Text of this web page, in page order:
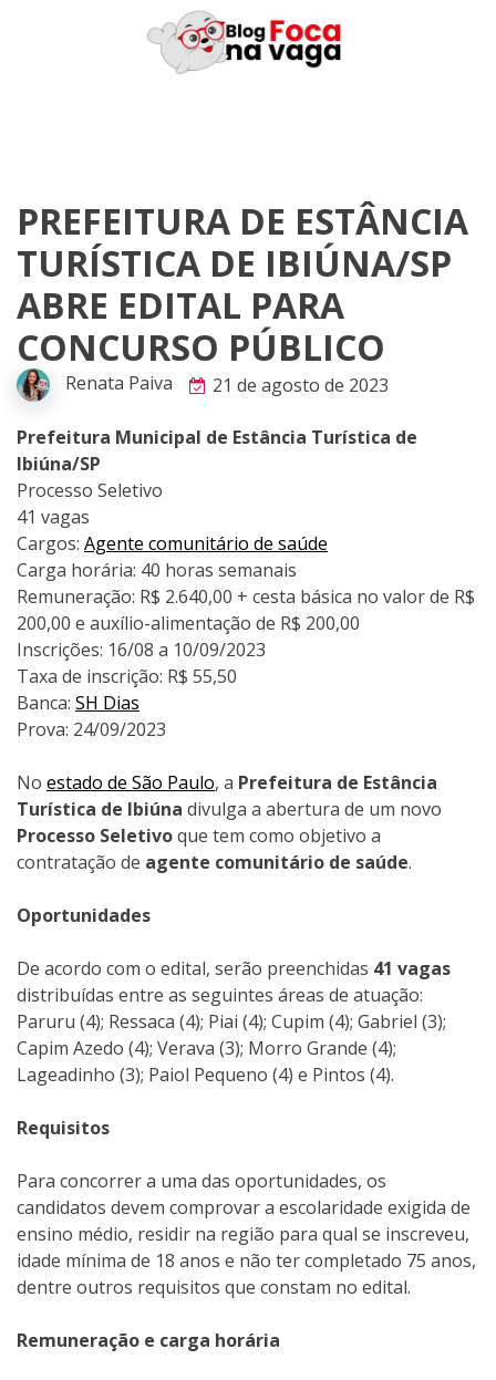
PREFEITURA DE ESTÂNCIA
TURÍSTICA DE IBIÚNA/SP
ABRE EDITAL PARA
CONCURSO PÚBLICO
Renata Paiva 21 de agosto de 2023
Prefeitura Municipal de Estância Turística de
Ibiúna/SP
Processo Seletivo
41 vagas
Cargos: Agente comunitário de saúde
Carga horária: 40 horas semanais
Remuneração: R$ 2.640,00 + cesta básica no valor de R$
200,00 e auxílio-alimentação de R$ 200,00
Inscrições: 16/08 a 10/09/2023
Taxa de inscrição: R$ 55,50
Banca: SH Dias
Prova: 24/09/2023
No estado de São Paulo, a Prefeitura de Estância
Turística de Ibiúna divulga a abertura de um novo
Processo Seletivoque tem como objetivo a
contratação de agente comunitário de saúde.
Oportunidades
De acordo com o edital, serão preenchidas 41 vagas
distribuídas entre as seguintes áreas de atuação:
Paruru (4); Ressaca (4); Piai (4); Cupim (4); Gabriel (3);
Capim Azedo (4); Verava (3); Morro Grande (4);
Lageadinho (3); Paiol Pequeno (4) e Pintos (4).
Requisitos
Para concorrer a uma das oportunidades, os
candidatos devem comprovar a escolaridade exigida de
ensino médio, residir na região para qual se inscreveu,
idade mínima de 18 anos e não ter completado 75 anos,
dentre outros requisitos que constam no edital.
Remuneração e carga horária